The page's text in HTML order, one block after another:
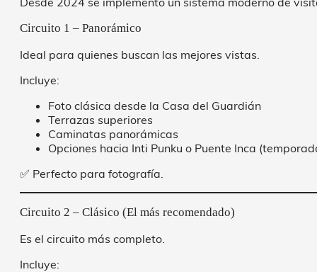
Circuito 1 – Panorámico
Ideal para quienes buscan las mejores vistas.
Incluye:
Foto clásica desde la Casa del Guardián
Terrazas superiores
Caminatas panorámicas
Opciones hacia Inti Punku o Puente Inca
✅ Perfecto para fotografía.
Circuito 2 – Clásico (El más recomendado)
Es el circuito más completo.
Incluye: